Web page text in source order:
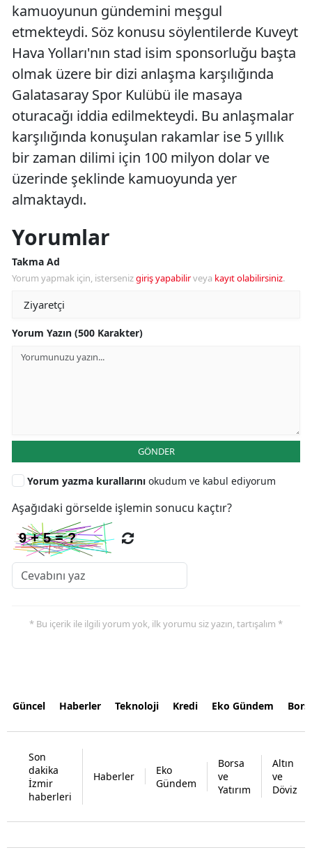
kamuoyunun gündemini meşgul
etmekteydi. Söz konusu söylentilerde Kuveyt
Hava Yolları'nın stad isim sponsorluğu başta
olmak üzere bir dizi anlaşma karşılığında
Galatasaray Spor Kulübü ile masaya
oturacağı iddia edilmekteydi. Bu anlaşmalar
karşılığında konuşulan rakamlar ise 5 yıllık
bir zaman dilimi için 100 milyon dolar ve
üzerinde şeklinde kamuoyunda yer
almaktaydı.
Yorumlar
Takma Ad
Yorum yapmak için, istersenizgiriş yapabilirveya kayıt olabilirsiniz.
Yorum Yazın (500 Karakter)
GÖNDER
Yorum yazma kurallarını okudum ve kabul ediyorum
Aşağıdaki görselde işlemin sonucu kaçtır?
* Bu içerik ile ilgili yorum yok, ilk yorumu siz yazın, tartışalım *
Güncel Haberler Teknoloji Kredi Eko Gündem
Son
dakika
İzmir
haberleri
Haberler
Eko
Gündem
Borsa
ve
Yatırım
Altın
ve
Döviz